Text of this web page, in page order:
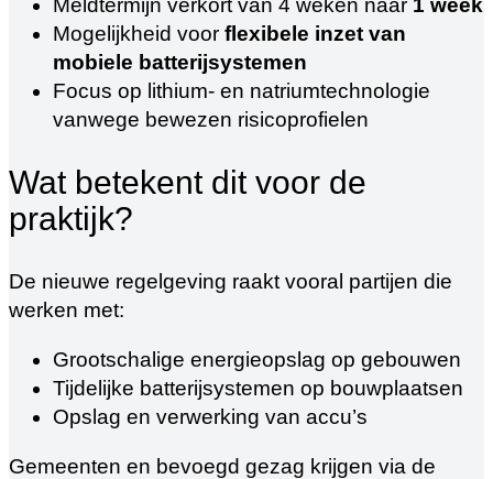
Meldtermijn verkort van 4 weken naar 1 week
Mogelijkheid voor flexibele inzet van
mobiele batterijsystemen
Focus op lithium- en natriumtechnologie
vanwege bewezen risicoprofielen
Wat betekent dit voor de
praktijk?
De nieuwe regelgeving raakt vooral partijen die
werken met:
Grootschalige energieopslag op gebouwen
Tijdelijke batterijsystemen op bouwplaatsen
Opslag en verwerking van accu’s
Gemeenten en bevoegd gezag krijgen via de